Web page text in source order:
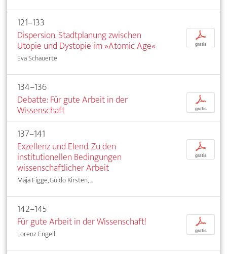
121–133
Dispersion. Stadtplanung zwischen
Utopie und Dystopie im »Atomic Age«
Eva Schauerte
p
gratis
134–136
Debatte: Für gute Arbeit in der
Wissenschaft
p
gratis
137–141
Exzellenz und Elend. Zu den
institutionellen Bedingungen
wissenschaftlicher Arbeit
Maja Figge, Guido Kirsten, ...
p
gratis
142–145
Für gute Arbeit in der Wissenschaft!
Lorenz Engell
p
gratis